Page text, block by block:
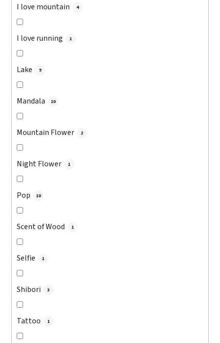
I love mountain 4
I love running 1
Lake 9
Mandala 10
Mountain Flower 2
Night Flower 1
Pop 10
Scent of Wood 1
Selfie 1
Shibori 3
Tattoo 1